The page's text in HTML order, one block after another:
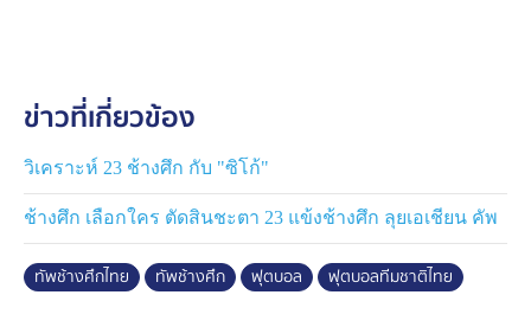
ข่าวที่เกี่ยวข้อง
วิเคราะห์ 23 ช้างศึก กับ "ซิโก้"
ช้างศึก เลือกใคร ตัดสินชะตา 23 แข้งช้างศึก ลุยเอเชียน คัพ
ทัพช้างศึกไทย ทัพช้างศึก ฟุตบอล ฟุตบอลทีมชาติไทย